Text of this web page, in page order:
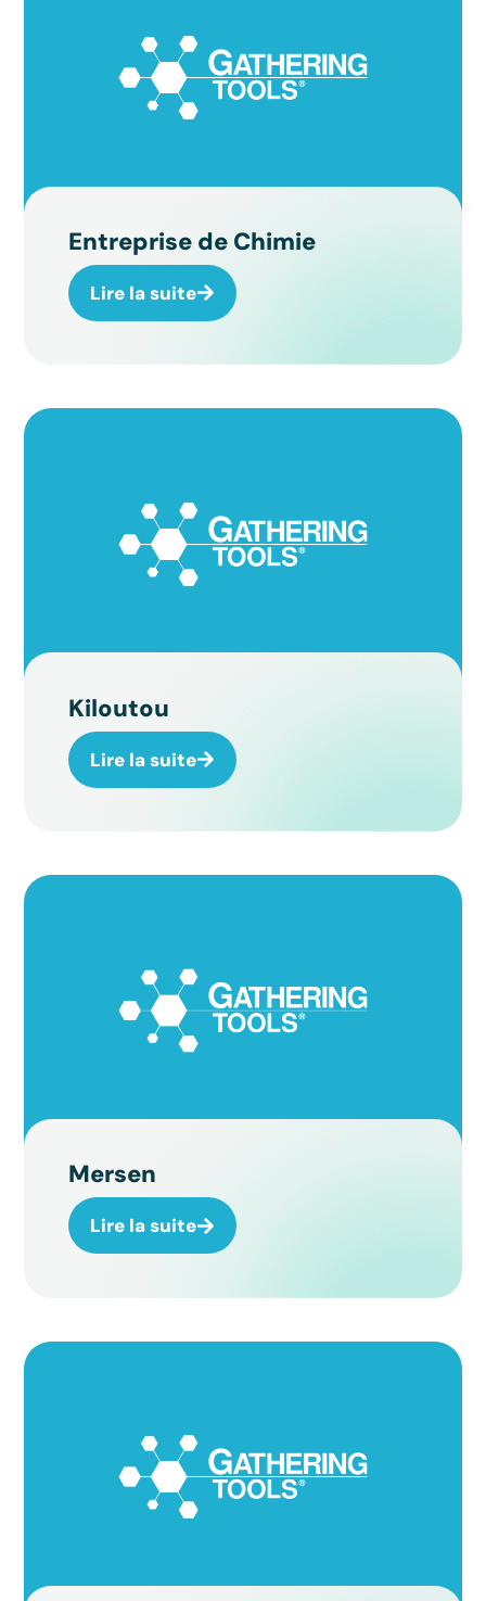
Entreprise de Chimie
Lire la suite
Kiloutou
Lire la suite
Mersen
Lire la suite